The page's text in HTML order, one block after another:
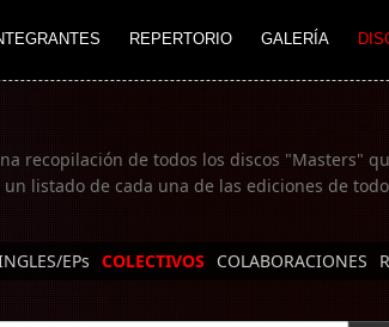
REPERTORIO GALERÍA
recopilación de todos los discos "Masters"
un listado de cada una de las ediciones de
EPs COLECTIVOS COLABORACIONES